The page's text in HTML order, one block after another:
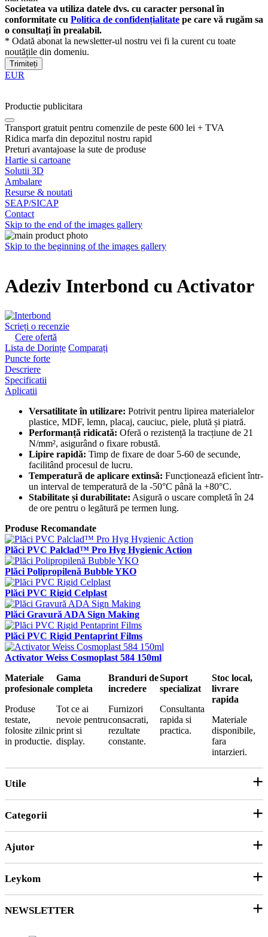
Societatea va utiliza datele dvs. cu caracter personal în
conformitate cu Politica de confidențialitate pe care vă rugăm sa
o consultați în prealabil.
* Odată abonat la newsletter-ul nostru vei fi la curent cu toate
noutățile din domeniu.
Trimiteți
EUR
Productie publicitara
Transport gratuit pentru comenzile de peste 600 lei + TVA
Ridica marfa din depozitul nostru rapid
Preturi avantajoase la sute de produse
Hartie si cartoane
Solutii 3D
Ambalare
Resurse & noutati
SEAP/SICAP
Contact
Skip to the end of the images gallery
Skip to the beginning of the images gallery
Adeziv Interbond cu Activator
Scrieți o recenzie
Cere ofertă
Lista de Dorințe Comparați
Puncte forte
Descriere
Specificatii
Aplicatii
Versatilitate în utilizare: Potrivit pentru lipirea materialelor
plastice, MDF, lemn, placaj, cauciuc, piele, plută și piatră.
Performanță ridicată: Oferă o rezistență la tracțiune de 21
N/mm², asigurând o fixare robustă.
Lipire rapidă: Timp de fixare de doar 5-60 de secunde,
facilitând procesul de lucru.
Temperatură de aplicare extinsă: Funcționează eficient într-
un interval de temperatură de la -50°C până la +80°C.
Stabilitate și durabilitate: Asigură o uscare completă în 24
de ore pentru o legătură pe termen lung.
Produse Recomandate
Plăci PVC Palclad™ Pro Hyg Hygienic Action
Plăci Polipropilenă Bubble YKO
Plăci PVC Rigid Celplast
Plăci Gravură ADA Sign Making
Plăci PVC Rigid Pentaprint Films
Activator Weiss Cosmoplast 584 150ml
Materiale
profesionale
Produse
testate,
folosite zilnic
in productie.
Gama
completa
Tot ce ai
nevoie pentru
print si
display.
Branduri de
incredere
Furnizori
consacrati,
rezultate
constante.
Suport
specializat
Consultanta
rapida si
practica.
Stoc local,
livrare
rapida
Materiale
disponibile,
fara
intarzieri.
Utile
Parteneri
Categorii
Echipamente și Consumabile
Ambalare
Ajutor
Contact
Leykom
Despre noi
NEWSLETTER